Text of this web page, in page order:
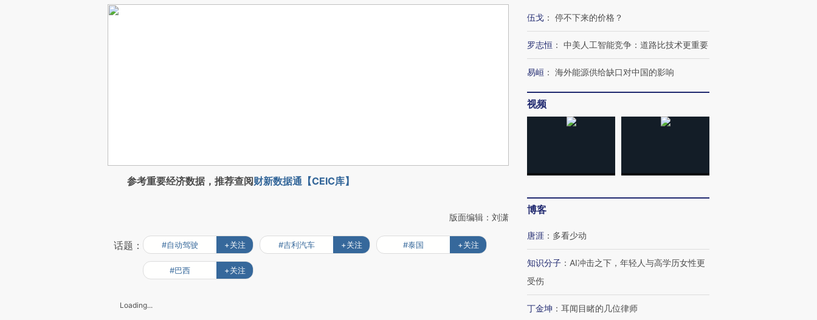
参考重要经济数据，推荐查阅财新数据通【CEIC库】
版面编辑：刘潇
话题： #自动驾驶 +关注 #吉利汽车 +关注 #泰国 +关注
#巴西 +关注
Loading...
伍戈 ： 停不下来的价格？
罗志恒 ： 中美人工智能竞争：道路比技术更重要
易峘 ： 海外能源供给缺口对中国的影响
视频
博客
唐涯 ： 多看少动
知识分子 ： AI冲击之下，年轻人与高学历女性更
受伤
丁金坤 ： 耳闻目睹的几位律师